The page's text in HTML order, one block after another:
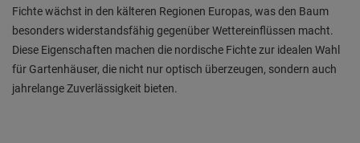
Fichte wächst in den kälteren Regionen Europas, was den Baum
besonders widerstandsfähig gegenüber Wettereinflüssen macht.
Diese Eigenschaften machen die nordische Fichte zur idealen Wahl
für Gartenhäuser, die nicht nur optisch überzeugen, sondern auch
jahrelange Zuverlässigkeit bieten.